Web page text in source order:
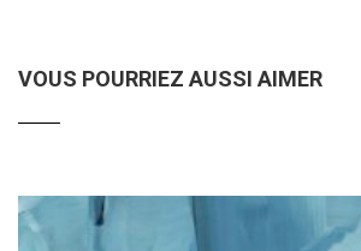
VOUS POURRIEZ AUSSI AIMER